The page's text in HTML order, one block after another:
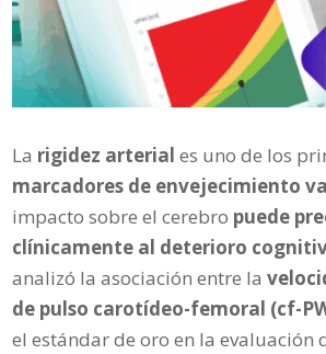
La rigidez arterial es uno de los
marcadores de envejecimiento
impacto sobre el cerebro puede
clínicamente al deterioro
analizó la asociación entre la
de pulso carotídeo-femoral (cf-
el estándar de oro en la evaluación